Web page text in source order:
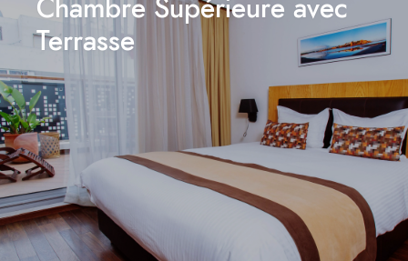
Chambre Supérieure avec
Terrasse